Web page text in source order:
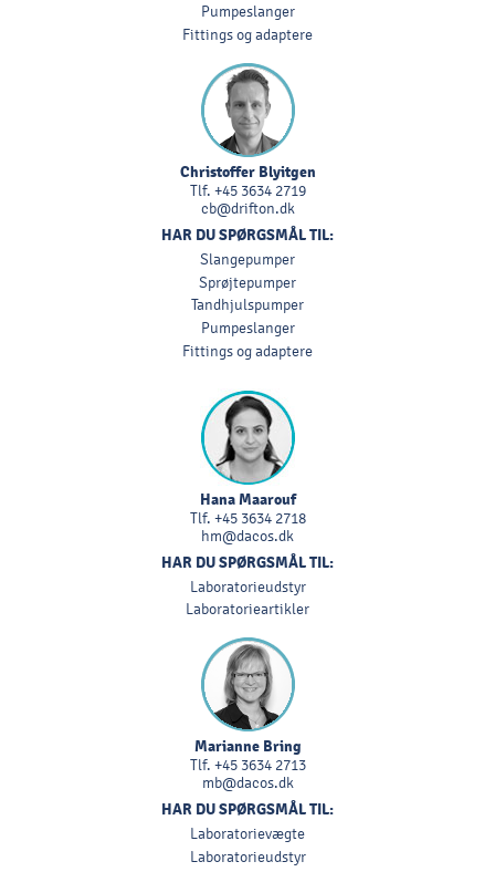
Pumpeslanger
Fittings og adaptere
Christoffer Blyitgen
Tlf. +45 3634 2719
cb@drifton.dk
HAR DU SPØRGSMÅL TIL:
Slangepumper
Sprøjtepumper
Tandhjulspumper
Pumpeslanger
Fittings og adaptere
Hana Maarouf
Tlf. +45 3634 2718
hm@dacos.dk
HAR DU SPØRGSMÅL TIL:
Laboratorieudstyr
Laboratorieartikler
Marianne Bring
Tlf. +45 3634 2713
mb@dacos.dk
HAR DU SPØRGSMÅL TIL:
Laboratorievægte
Laboratorieudstyr